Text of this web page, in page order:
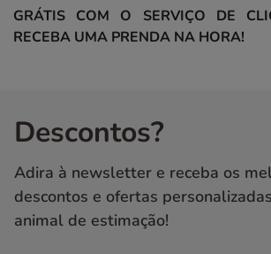
GRÁTIS COM O SERVIÇO DE
RECEBA UMA PRENDA NA HORA!
Descontos?
Adira à newsletter e receba os
descontos e ofertas
animal de estimação!